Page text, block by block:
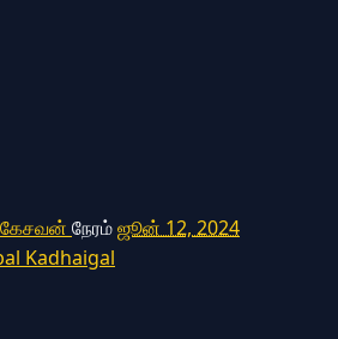
கேசவன் நேரம்ஜூன் 12, 2024
Kadhaigal